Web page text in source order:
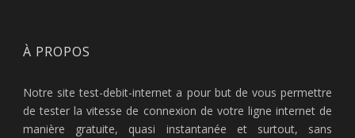
À PROPOS
Notre site test-debit-internet a pour but de vous permettre
de tester la vitesse de connexion de votre ligne internet de
manière gratuite, quasi instantanée et surtout, sans